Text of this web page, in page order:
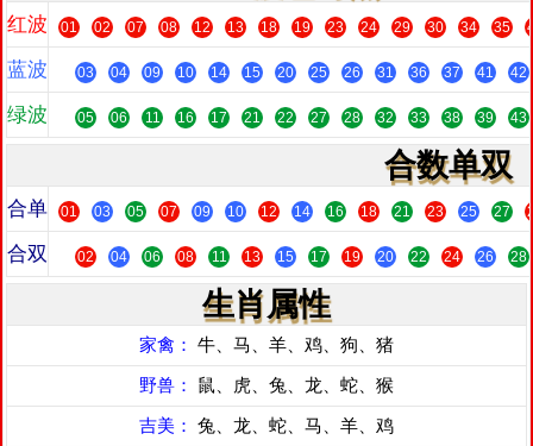
红波 01 02 07 08 12 13 18 19 23 24 29 30 34 35
蓝波 03 04 09 10 14 15 20 25 26 31 36 37 41 42
绿波 05 06 11 16 17 21 22 27 28 32 33 38 39 43
合数单双
合单 01 03 05 07 09 10 12 14 16 18 21 23 25 27
合双 02 04 06 08 11 13 15 17 19 20 22 24 26 28
生肖属性
家禽： 牛、马、羊、鸡、狗、猪
野兽： 鼠、虎、兔、龙、蛇、猴
吉美： 兔、龙、蛇、马、羊、鸡